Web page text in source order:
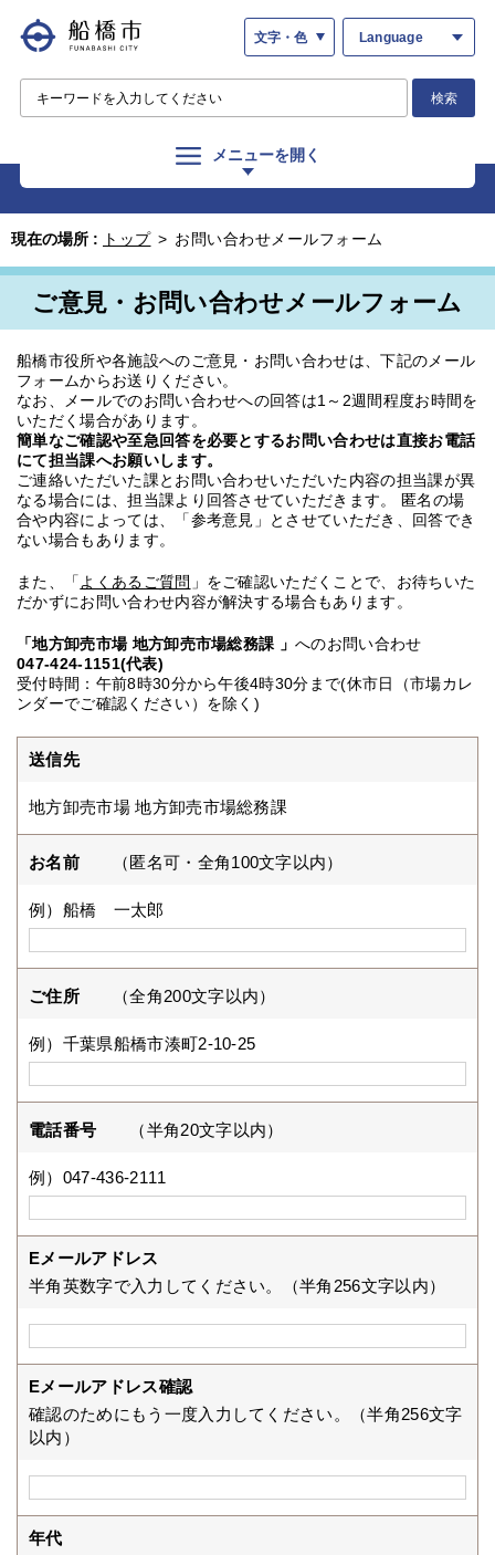
文字・色 Language
検索
メニューを開く
現在の場所 : トップ > お問い合わせメールフォーム
ご意見・お問い合わせメールフォーム
船橋市役所や各施設へのご意見・お問い合わせは、下記のメール
フォームからお送りください。
なお、メールでのお問い合わせへの回答は1～2週間程度お時間を
いただく場合があります。
簡単なご確認や至急回答を必要とするお問い合わせは直接お電話
にて担当課へお願いします。
ご連絡いただいた課とお問い合わせいただいた内容の担当課が異
なる場合には、担当課より回答させていただきます。 匿名の場
合や内容によっては、「参考意見」とさせていただき、回答でき
ない場合もあります。
また、「 よくあるご質問 」をご確認いただくことで、お待ちいた
だかずにお問い合わせ内容が解決する場合もあります。
「地方卸売市場 地方卸売市場総務課 」へのお問い合わせ
047-424-1151(代表)
受付時間：午前8時30分から午後4時30分まで(休市日（市場カレ
ンダーでご確認ください）を除く)
送信先
地方卸売市場 地方卸売市場総務課
お名前 （匿名可・全角100文字以内）
例）船橋 一太郎
ご住所 （全角200文字以内）
例）千葉県船橋市湊町2-10-25
電話番号 （半角20文字以内）
例）047-436-2111
Eメールアドレス
半角英数字で入力してください。（半角256文字以内）
Eメールアドレス確認
確認のためにもう一度入力してください。（半角256文字
以内）
年代